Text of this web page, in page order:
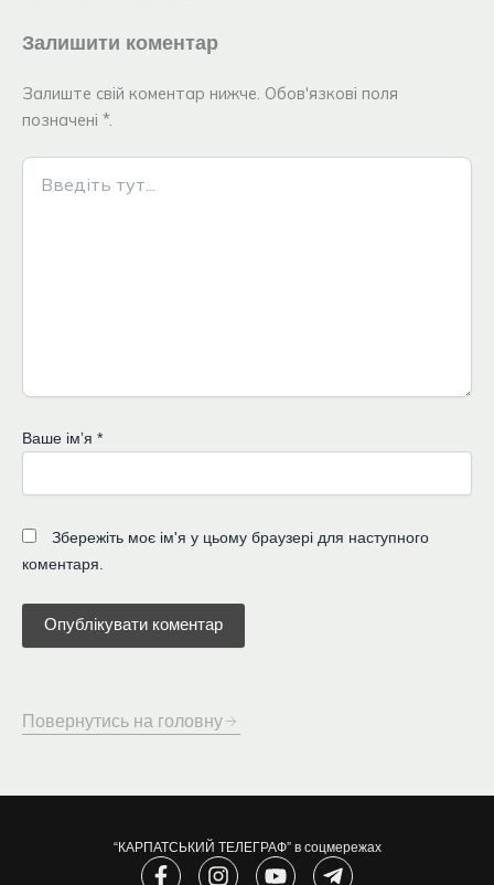
Залишити коментар
Залиште свій коментар нижче. Обов'язкові поля
позначені *.
Введіть
тут...
Ваше імʼя *
Збережіть моє ім'я у цьому браузері для наступного
коментаря.
Повернутись на головну
“КАРПАТСЬКИЙ ТЕЛЕГРАФ” в соцмережах
F
I
Y
T